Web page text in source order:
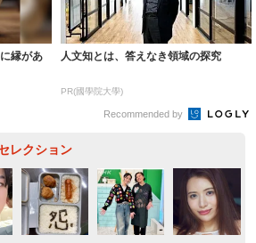
縁があ
人文知とは、答えなき領域の探究
PR(國學院大學)
Recommended by
レクション